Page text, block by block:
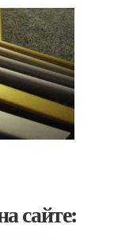
сайте: